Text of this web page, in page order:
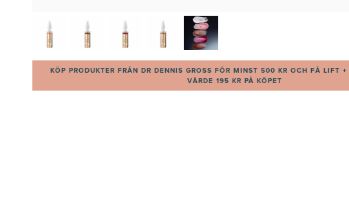
KÖP PRODUKTER FRÅN DR DENNIS GROSS FÖR MINST 500 KR OCH FÅ LIFT +
VÄRDE 195 KR PÅ KÖPET